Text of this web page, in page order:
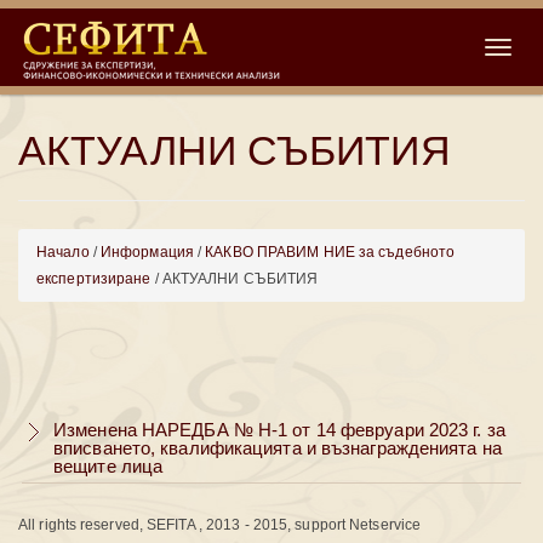
АКТУАЛНИ СЪБИТИЯ
Начало/ Информация / КАКВО ПРАВИМ НИЕ за съдебното
експертизиране / АКТУАЛНИ СЪБИТИЯ
Изменена НАРЕДБА № Н-1 от 14 февруари 2023 г. за
вписването, квалификацията и възнагражденията на
вещите лица
All rights reserved, SEFITA , 2013 - 2015, support Netservice